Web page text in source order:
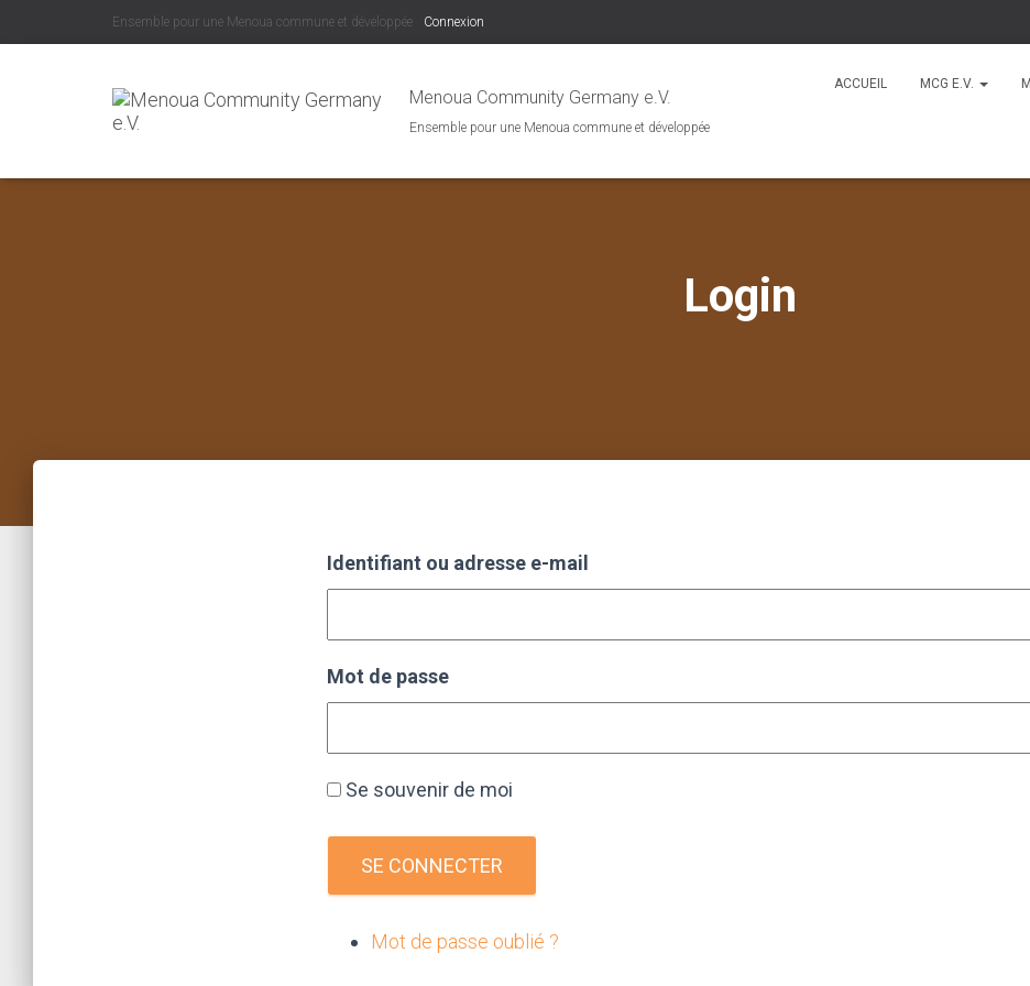
Ensemble pour une Menoua commune et développée Connexion
Menoua Community Germany e.V.
Ensemble pour une Menoua commune et développée
ACCUEIL MCG E.V.
Login
Identifiant ou adresse e-mail
Mot de passe
Se souvenir de moi
SE CONNECTER
Mot de passe oublié ?